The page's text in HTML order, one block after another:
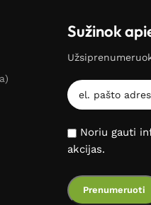
Sužinok
Noriu gauti
akcijas.